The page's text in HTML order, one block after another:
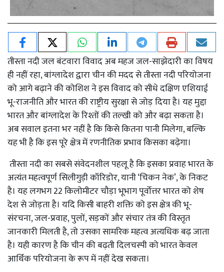
तीस्ता नदी जल बंटवारा विवाद अब महज जल-साझेदारी का विषय
ही नहीं रहा, बांग्लादेश द्वारा चीन की मदद से तीस्ता नदी परियोजना
को आगे बढ़ाने की कोशिश ने इस विवाद को सीधे दक्षिण एशियाई
भू-राजनीति और भारत की राष्ट्रीय सुरक्षा से जोड़ दिया है। यह मुद्दा
भारत और बांग्लादेश के रिश्तों की तल्खी को और बढ़ा सकता है।
अब सवाल इतना भर नहीं है कि किसे कितना पानी मिलेगा, बल्कि
यह भी है कि इस पूरे क्षेत्र में रणनीतिक प्रभाव किसका बढ़ेगा।
तीस्ता नदी का सबसे संवेदनशील पहलू है कि इसका प्रवाह भारत के
अत्यंत महत्वपूर्ण सिलीगुड़ी कॉरिडोर, यानी ‘चिकन नेक’, के निकट
है। यह लगभग 22 किलोमीटर चौड़ा भूभाग पूर्वोत्तर भारत को शेष
देश से जोड़ता है। यदि किसी बाहरी शक्ति को इस क्षेत्र की भू-
संरचना, जल-प्रवाह, पुलों, सड़कों और संचार तंत्र की विस्तृत
जानकारी मिलती है, तो उसका सामरिक महत्व अत्यधिक बढ़ जाता
है। यही कारण है कि चीन की बढ़ती दिलचस्पी को भारत केवल
आर्थिक परियोजना के रूप में नहीं देख सकता।